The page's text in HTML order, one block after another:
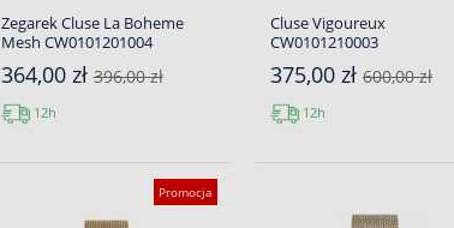
Zegarek Cluse La Boheme
Mesh CW0101201004
364,00 zł396,00 zł
12h
Cluse Vigoureux
CW0101210003
375,00 zł 600,00 zł
12h
Promocja